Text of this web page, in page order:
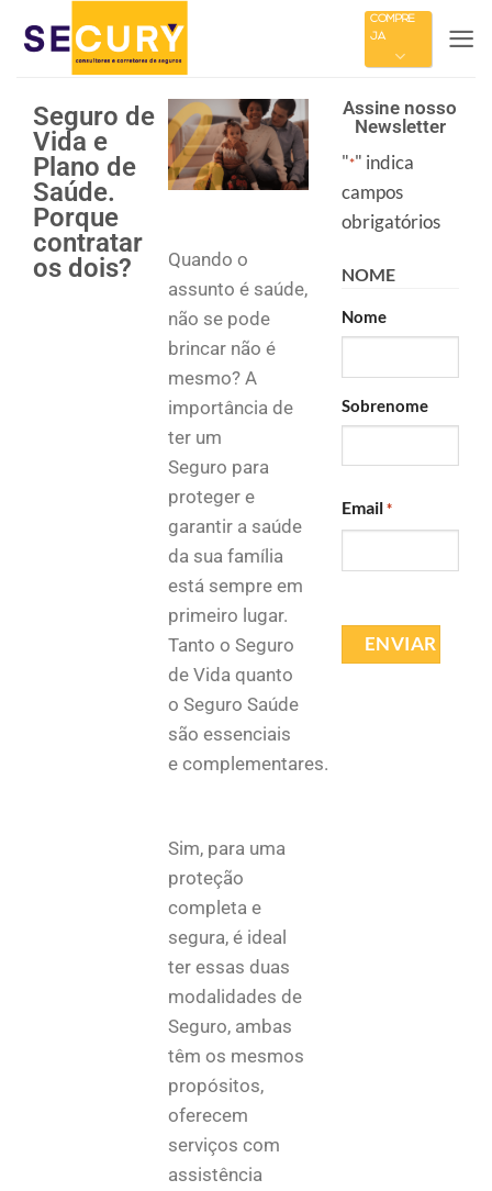
COMPRE
JÁ
Seguro de
Vida e
Plano de
Saúde.
Porque
contratar
os dois?
Quando o
assunto é saúde,
não se pode
brincar não é
mesmo? A
importância de
ter um
Seguro para
proteger e
garantir a saúde
da sua família
está sempre em
primeiro lugar.
Tanto o Seguro
de Vida quanto
o Seguro Saúde
são essenciais
e complementares.
Sim, para uma
proteção
completa e
segura, é ideal
ter essas duas
modalidades de
Seguro, ambas
têm os mesmos
propósitos,
oferecem
serviços com
assistência
Assine nosso
Newsletter
"*" indica
campos
obrigatórios
NOME
Nome
Sobrenome
Email *